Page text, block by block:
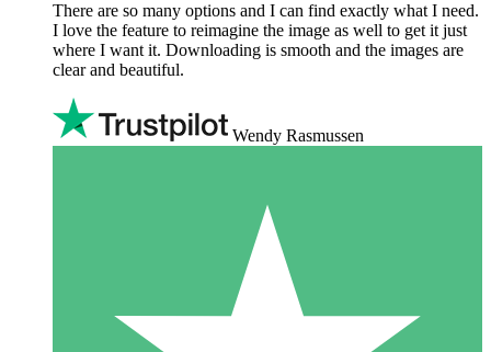
There are so many options and I can find exactly what I need.
I love the feature to reimagine the image as well to get it just
where I want it. Downloading is smooth and the images are
clear and beautiful.
Wendy Rasmussen